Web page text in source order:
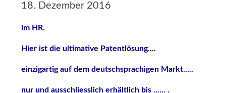
18. Dezember 2016
im HR.
Hier ist die ultimative Patentlösung....
einzigartig auf dem deutschsprachigen Markt.....
nur und ausschliesslich erhältlich bis ...... .